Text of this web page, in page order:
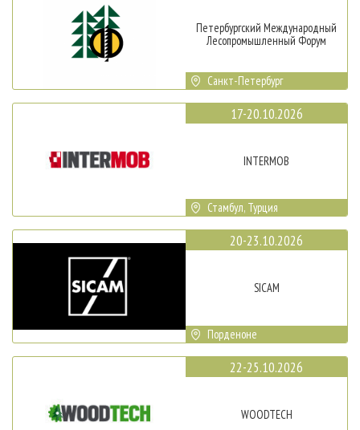
Петербургский Международный
Лесопромышленный Форум
Санкт-Петербург
17-20.10.2026
INTERMOB
Стамбул, Турция
20-23.10.2026
SICAM
Порденоне
22-25.10.2026
WOODTECH